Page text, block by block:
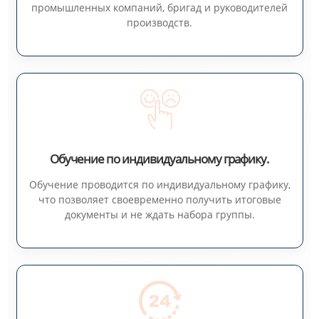
промышленных компаний, бригад и руководителей
производств.
Обучение по индивидуальному графику.
Обучение проводится по индивидуальному графику,
что позволяет своевременно получить итоговые
документы и не ждать набора группы.